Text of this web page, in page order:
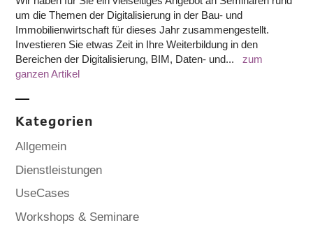
um die Themen der Digitalisierung in der Bau- und
Immobilienwirtschaft für dieses Jahr zusammengestellt.
Investieren Sie etwas Zeit in Ihre Weiterbildung in den
Bereichen der Digitalisierung, BIM, Daten- und...
zum
ganzen Artikel
Kategorien
Allgemein
Dienstleistungen
UseCases
Workshops & Seminare